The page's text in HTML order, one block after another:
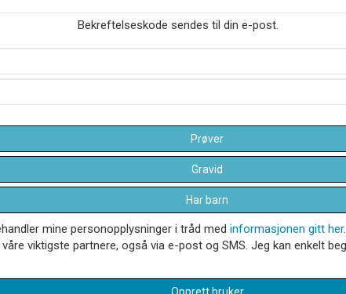
Bekreftelseskode sendes til din e-post.
Prøver
Gravid
Har barn
mine personopplysninger i tråd med informasjonen gitt her
viktigste partnere, også via e-post og SMS. Jeg kan enkelt
Opprett bruker